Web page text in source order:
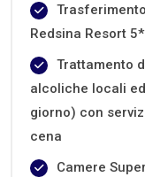
Redsina Resort 5*
Trattamento
alcoliche locali
giorno) con
cena
Camere